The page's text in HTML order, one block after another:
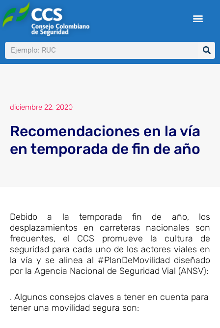
al
contenido
Buscar
diciembre 22, 2020
Recomendaciones en la vía
en temporada de fin de año
Debido a la temporada fin de año, los
desplazamientos en carreteras nacionales son
frecuentes, el CCS promueve la cultura de
seguridad para cada uno de los actores viales en
la vía y se alinea al #PlanDeMovilidad diseñado
por la Agencia Nacional de Seguridad Vial (ANSV):
. Algunos consejos claves a tener en cuenta para
tener una movilidad segura son: